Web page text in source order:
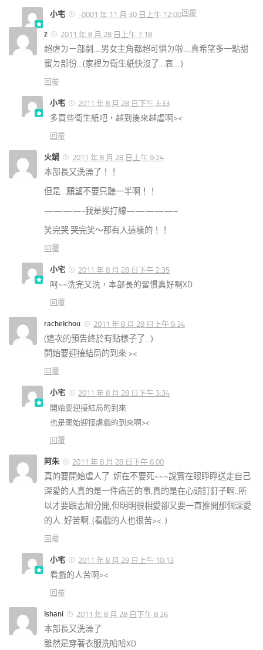
小宅 -0001 年 11 月 30 日上午 12:00回覆
z 2011 年 8 月 28 日上午 7:18
超虐ㄉㄧ部劇….男女主角都超可憐ㄉ啦….真希望多一點甜
蜜ㄉ部份…(家裡ㄉ衛生紙快沒了…哀….)
回覆
小宅 2011 年 8 月 28 日下午 3:33
多買些衛生紙吧，越到後來越虐啊><
回覆
火鍋 2011 年 8 月 28 日上午 9:24
本部長又洗澡了！！
但是…願望不要只聽一半啊！！
————-我是挨打線—————–
笑完哭 哭完笑～那有人這樣的！！
回覆
小宅 2011 年 8 月 28 日下午 2:35
呵~~洗完又洗，本部長的習慣真好啊XD
回覆
rachelchou 2011 年 8 月 28 日上午 9:34
(這次的預告終於有點樣子了…)
開始要迎接結局的到來 ><
回覆
小宅
2011 年 8 月 28 日下午 3:34
開始要迎接結局的到來
也是開始迎接虐戲的到來啊><
回覆
阿朱 2011 年 8 月 28 日下午 6:00
真的要開始虐人了..妍在不要死~~~說實在眼睜睜送走自己
深愛的人真的是一件痛苦的事,真的是在心頭釘釘子啊..所
以才要跟志旭分開,但明明很相愛卻又要一直推開那個深愛
的人..好苦啊..(看戲的人也很苦><..)
回覆
小宅 2011 年 8 月 29 日上午 10:13
看戲的人苦啊><
回覆
Ishani 2011 年 8 月 28 日下午 8:26
本部長又洗澡了
雖然是穿著衣服洗哈哈XD